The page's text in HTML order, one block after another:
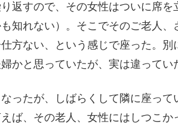
返すので、その女性はついに席を
知れない）。そこでそのご老人
方ない、という感じで座った。
かと思っていたが、実は違ってい
ったが、しばらくして隣に座っ
ば、その老人、女性にはしつこ